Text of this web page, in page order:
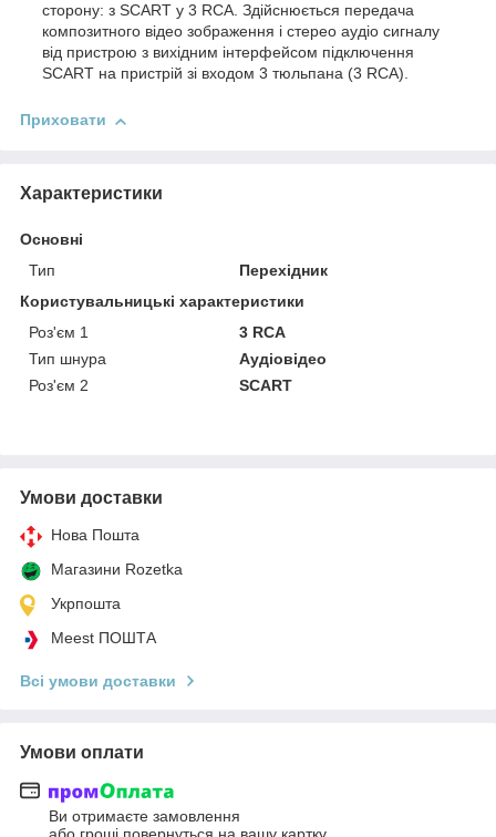
сторону: з SCART у 3 RCA. Здійснюється передача
композитного відео зображення і стерео аудіо сигналу
від пристрою з вихідним інтерфейсом підключення
SCART на пристрій зі входом 3 тюльпана (3 RCA).
Приховати
Характеристики
Основні
Тип
Перехідник
Користувальницькі характеристики
Роз'єм 1
3 RCA
Тип шнура
Аудіовідео
Роз'єм 2
SCART
Умови доставки
Нова Пошта
Магазини Rozetka
Укрпошта
Meest ПОШТА
Всі умови доставки
Умови оплати
Ви отримаєте замовлення